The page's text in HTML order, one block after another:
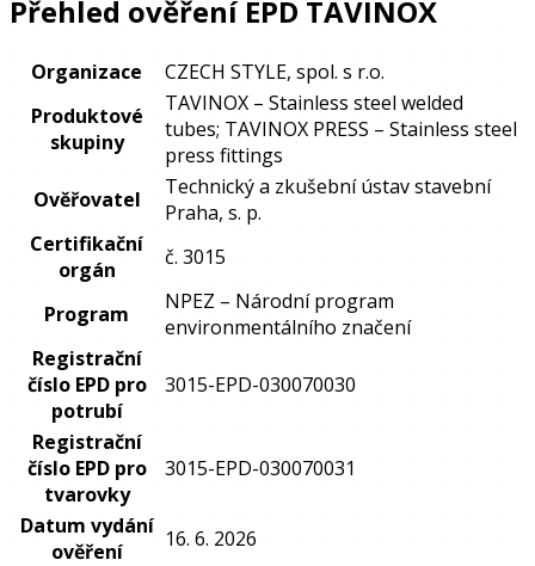
Přehled ověření EPD TAVINOX
Organizace
CZECH STYLE, spol. s r.o.
Produktové
skupiny
TAVINOX – Stainless steel welded
tubes; TAVINOX PRESS – Stainless steel
press fittings
Ověřovatel
Technický a zkušební ústav stavební
Praha, s. p.
Certifikační
orgán
č. 3015
Program
NPEZ – Národní program
environmentálního značení
Registrační
číslo EPD pro
potrubí
3015-EPD-030070030
Registrační
číslo EPD pro
tvarovky
3015-EPD-030070031
Datum vydání
ověření
16. 6. 2026